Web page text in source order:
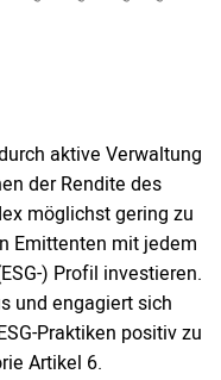
aktive Verwaltung
der Rendite des
möglichst gering zu
Emittenten mit jedem
) Profil investieren.
und engagiert sich
Praktiken positiv zu
Artikel 6.